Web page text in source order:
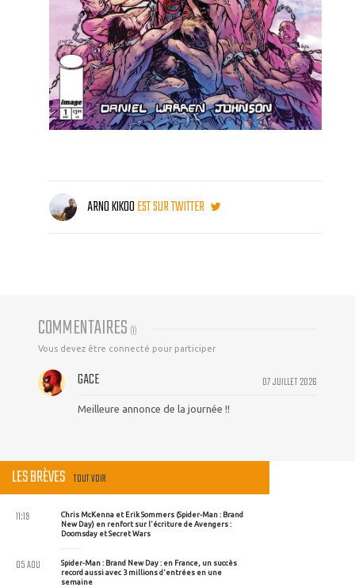
ARNO KIKOOEST SUR TWITTER
COMMENTAIRES (1)
Vous devez être connecté pour participer
07 JUILLET 2026
GACE
Meilleure annonce de la journée !!
LES BRÈVES TOUT VOIR
Chris McKenna et Erik Sommers (Spider-Man : Brand
New Day) en renfort sur l'écriture de Avengers :
Doomsday et Secret Wars
11:19
Spider-Man : Brand New Day : en France, un succès
record aussi avec 3 millions d'entrées en une
semaine
05 AOU